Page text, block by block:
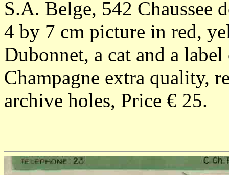
S.A. Belge, 542 Chaussee
4 by 7 cm picture in red,
Dubonnet, a cat and a
Champagne extra quality,
archive holes, Price € 25.